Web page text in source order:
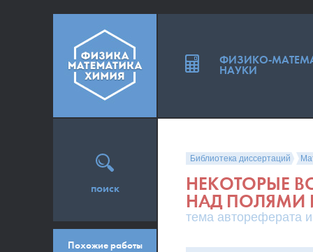
Библиотека диссертаций
НЕКОТОРЫЕ
НАД ПОЛЯМИ
тема автореферата
поиск
Похожие работы
ФИЗИКО-
НАУКИ